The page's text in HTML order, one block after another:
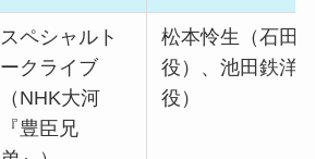
スペシャルト
ークライブ
（NHK大河
『豊臣兄
松本怜生（石田
役）、池田鉄洋
役）